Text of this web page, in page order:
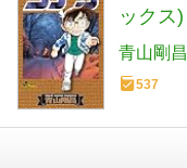
ックス)
青山剛昌
537